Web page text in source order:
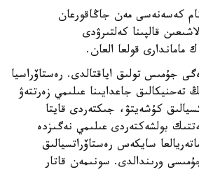
كەسەنەسى مەن جاڭاقورعان
قالپىنا كەلتىرۋدى
ماماندارى قولعا العان.
جۇمىس تولىق اياقتالدى. رەستاۆراسيا
تەحنيكالىق جاعدايىنا عىلىمي زەرتتەۋ
كۇشەيتۋ، جىكتەردى قايتا
بولشەكتەردى عىلىمي نەگىزدە
سايكەس رەستاۆراتسيالىق
ورىندالدى. سونىمەن قاتار